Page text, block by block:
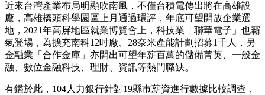
近來台灣產業布局明顯吹南風，不僅台積電傳出將在高雄設
廠，高雄橋頭科學園區上月通過環評，年底可望開放企業選
地，2021年高屏地區就業博覽會上，科技業「聯華電子」也霸
氣登場，為擴充南科12吋廠、28奈米產能計劃招募1千人，另
金融業「合作金庫」亦開出可望年薪百萬的儲備菁英、一般金
融、數位金融科技、理財、資訊等熱門職缺。
有鑑於此，104人力銀行針對19縣市薪資進行數據比較調查，